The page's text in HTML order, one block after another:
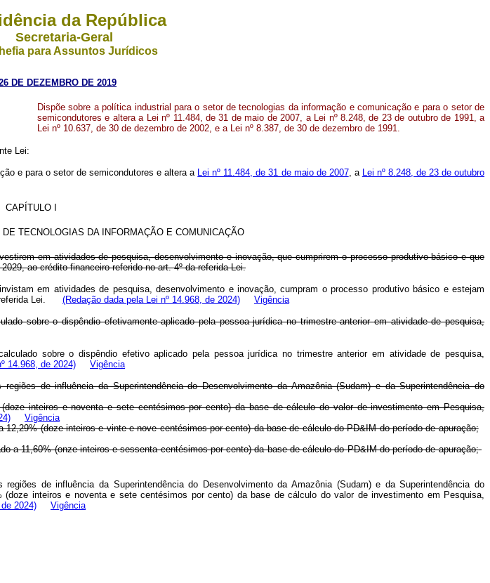
da República
Secretaria-Geral
para Assuntos Jurídicos
DE DEZEMBRO DE 2019
Dispõe sobre a política industrial para o setor de tecnologias da informação e comunicação e para o setor de
semicondutores e altera a Lei nº 11.484, de 31 de maio de 2007, a Lei nº 8.248, de 23 de outubro de 1991, a
Lei nº 10.637, de 30 de dezembro de 2002, e a Lei nº 8.387, de 30 de dezembro de 1991.
Lei:
e para o setor de semicondutores e altera a Lei nº 11.484, de 31 de maio de 2007, a Lei nº 8.248, de 23 de outubro
CAPÍTULO I
TECNOLOGIAS DA INFORMAÇÃO E COMUNICAÇÃO
em atividades de pesquisa, desenvolvimento e inovação, que cumprirem o processo produtivo básico e que
ao crédito financeiro referido no art. 4º da referida Lei.
em atividades de pesquisa, desenvolvimento e inovação, cumpram o processo produtivo básico e estejam
referida Lei. (Redação dada pela Lei nº 14.968, de 2024) Vigência
sobre o dispêndio efetivamente aplicado pela pessoa jurídica no trimestre anterior em atividade de pesquisa,
sobre o dispêndio efetivo aplicado pela pessoa jurídica no trimestre anterior em atividade de pesquisa,
14.968, de 2024) Vigência
de influência da Superintendência do Desenvolvimento da Amazônia (Sudam) e da Superintendência do
inteiros e noventa e sete centésimos por cento) da base de cálculo do valor de investimento em Pesquisa,
Vigência
(doze inteiros e vinte e nove centésimos por cento) da base de cálculo do PD&IM do período de apuração;
a 11,60% (onze inteiros e sessenta centésimos por cento) da base de cálculo do PD&IM do período de apuração;
de influência da Superintendência do Desenvolvimento da Amazônia (Sudam) e da Superintendência do
inteiros e noventa e sete centésimos por cento) da base de cálculo do valor de investimento em Pesquisa,
2024) Vigência